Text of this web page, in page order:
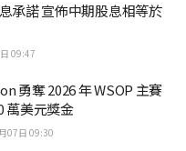
承諾 宣佈中期股息相等於
09:47
勇奪 2026 年 WSOP 主賽
萬美元獎金
07日 09:30